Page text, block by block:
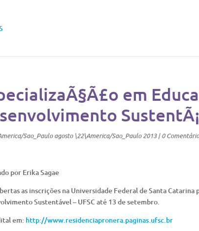
em
Sao_Paulo agosto \22\America/Sao_Paulo 2013|0
por Erika Sagae
as inscrições na Universidade Federal de Santa Catarina
Sustentável – UFSC até 13 de setembro.
em: http://www.residenciapronera.paginas.ufsc.br